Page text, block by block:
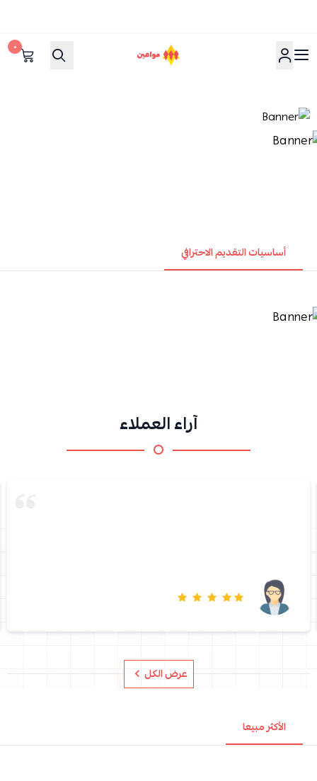
مواعين
٠
أساسيات التقديم الاحترافي
آراء العملاء
عرض الكل
الأكثر مبيعا